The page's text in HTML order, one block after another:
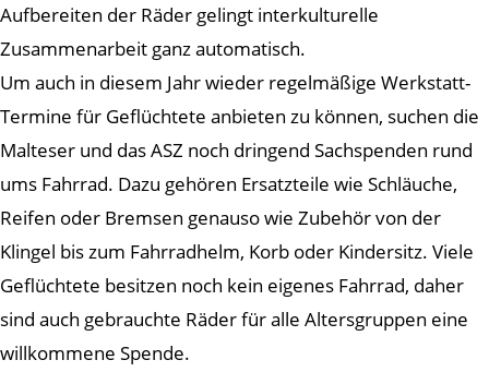
Aufbereiten der Räder gelingt interkulturelle
Zusammenarbeit ganz automatisch.
Um auch in diesem Jahr wieder regelmäßige Werkstatt-
Termine für Geflüchtete anbieten zu können, suchen die
Malteser und das ASZ noch dringend Sachspenden rund
ums Fahrrad. Dazu gehören Ersatzteile wie Schläuche,
Reifen oder Bremsen genauso wie Zubehör von der
Klingel bis zum Fahrradhelm, Korb oder Kindersitz. Viele
Geflüchtete besitzen noch kein eigenes Fahrrad, daher
sind auch gebrauchte Räder für alle Altersgruppen eine
willkommene Spende.